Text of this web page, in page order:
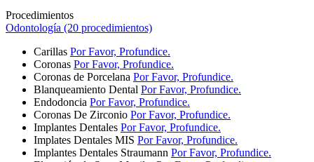
Procedimientos
Odontología (20 procedimientos)
Carillas Por Favor, Profundice.
Coronas Por Favor, Profundice.
Coronas de Porcelana Por Favor, Profundice.
Blanqueamiento Dental Por Favor, Profundice.
Endodoncia Por Favor, Profundice.
Coronas De Zirconio Por Favor, Profundice.
Implantes Dentales Por Favor, Profundice.
Implates Dentales MIS Por Favor, Profundice.
Implantes Dentales Straumann Por Favor, Profundice.